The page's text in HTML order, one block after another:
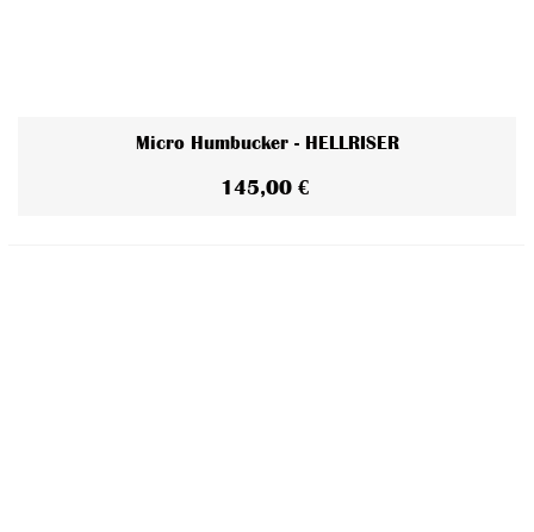
Micro Humbucker - HELLRISER
145,00 €